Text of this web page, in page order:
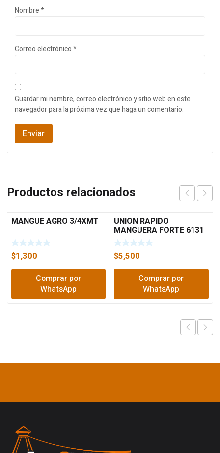
Nombre*
Correo electrónico*
Guardar mi nombre, correo electrónico y sitio web en este
navegador para la próxima vez que haga un comentario.
Productos relacionados
MANGUE AGRO 3/4XMT
$1,300
Comprar por
WhatsApp
UNION RAPIDO
MANGUERA FORTE 6131
$5,500
Comprar por
WhatsApp